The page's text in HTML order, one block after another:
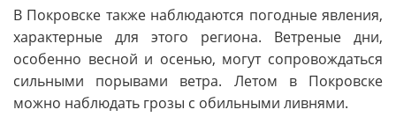
В Покровске также наблюдаются погодные явления,
характерные для этого региона. Ветреные дни,
особенно весной и осенью, могут сопровождаться
сильными порывами ветра. Летом в Покровске
можно наблюдать грозы с обильными ливнями.